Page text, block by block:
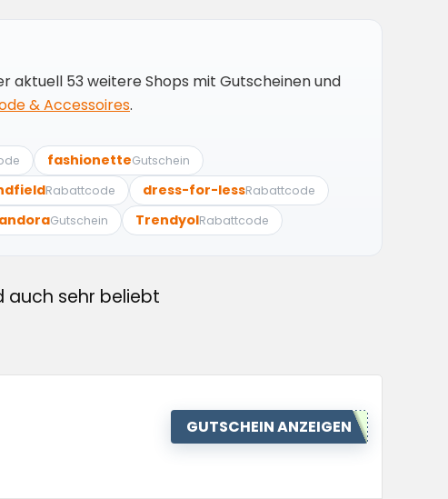
aktuell 53 weitere Shops mit Gutscheinen und
& Accessoires.
fashionetteGutschein
Rabattcode dress-for-lessRabattcode
Gutschein TrendyolRabattcode
auch sehr beliebt
GUTSCHEIN ANZEIGEN